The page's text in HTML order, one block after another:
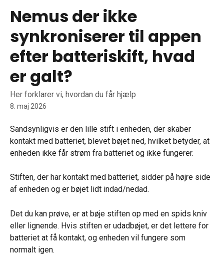
Nemus der ikke
synkroniserer til appen
efter batteriskift, hvad
er galt?
Her forklarer vi, hvordan du får hjælp
8. maj 2026
Sandsynligvis er den lille stift i enheden, der skaber
kontakt med batteriet, blevet bøjet ned, hvilket betyder, at
enheden ikke får strøm fra batteriet og ikke fungerer.
Stiften, der har kontakt med batteriet, sidder på højre side
af enheden og er bøjet lidt indad/nedad.
Det du kan prøve, er at bøje stiften op med en spids kniv
eller lignende. Hvis stiften er udadbøjet, er det lettere for
batteriet at få kontakt, og enheden vil fungere som
normalt igen.